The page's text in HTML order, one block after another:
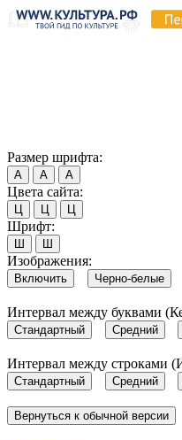
Размер шрифта:
А А А
Цвета сайта:
Ц Ц Ц
Шрифт:
Ш Ш
Изображения:
Включить Черно-белые
Интервал между буквами
Стандартный Средний
Интервал между строками
Стандартный Средний
Вернуться к обычной версии